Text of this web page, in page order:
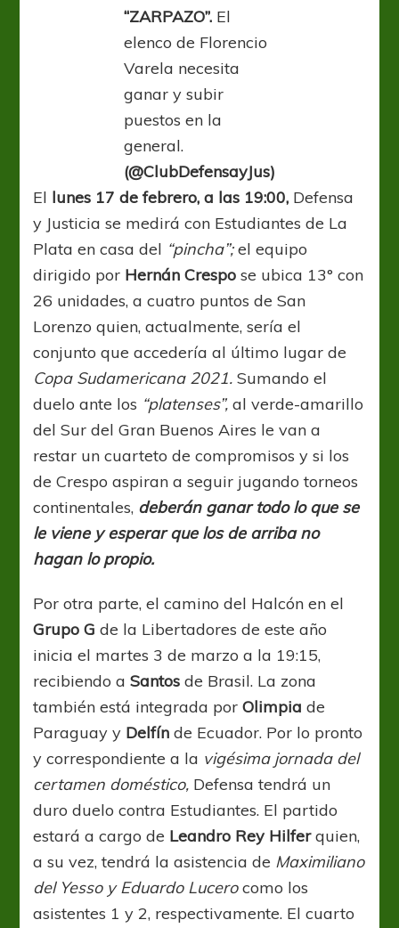
“ZARPAZO”. El
elenco de Florencio
Varela necesita
ganar y subir
puestos en la
general.
(@ClubDefensayJus)
El lunes 17 de febrero, a las 19:00, Defensa
y Justicia se medirá con Estudiantes de La
Plata en casa del “pincha”;el equipo
dirigido por Hernán Crespo se ubica 13° con
26 unidades, a cuatro puntos de San
Lorenzo quien, actualmente, sería el
conjunto que accedería al último lugar de
Copa Sudamericana 2021.Sumando el
duelo ante los “platenses”,al verde-amarillo
del Sur del Gran Buenos Aires le van a
restar un cuarteto de compromisos y si los
de Crespo aspiran a seguir jugando torneos
continentales, deberán ganar todo lo que se
le viene y esperar que los de arriba no
hagan lo propio.
Por otra parte, el camino del Halcón en el
Grupo G de la Libertadores de este año
inicia el martes 3 de marzo a la 19:15,
recibiendo aSantos de Brasil. La zona
también está integrada porOlimpiade
Paraguay y Delfín de Ecuador. Por lo pronto
y correspondiente a la vigésima jornada del
certamen doméstico, Defensa tendrá un
duro duelo contra Estudiantes. El partido
estará a cargo de Leandro Rey Hilferquien,
a su vez, tendrá la asistencia de Maximiliano
del Yesso y Eduardo Lucerocomo los
asistentes 1 y 2, respectivamente. El cuarto